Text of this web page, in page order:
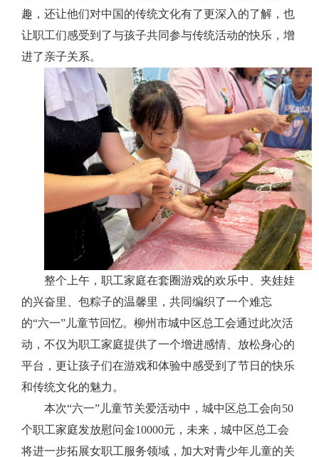
趣，还让他们对中国的传统文化有了更深入的了解，也
让职工们感受到了与孩子共同参与传统活动的快乐，增
进了亲子关系。
整个上午，职工家庭在套圈游戏的欢乐中、夹娃娃
的兴奋里、包粽子的温馨里，共同编织了一个难忘
的“六一”儿童节回忆。柳州市城中区总工会通过此次活
动，不仅为职工家庭提供了一个增进感情、放松身心的
平台，更让孩子们在游戏和体验中感受到了节日的快乐
和传统文化的魅力。
本次“六一”儿童节关爱活动中，城中区总工会向50
个职工家庭发放慰问金10000元，未来，城中区总工会
将进一步拓展女职工服务领域，加大对青少年儿童的关